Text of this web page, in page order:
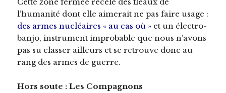
Cette zone fermée recèle des fléaux de
l’humanité dont elle aimerait ne pas faire usage :
des armes nucléaires « au cas où » et un électro-
banjo, instrument improbable que nous n’avons
pas su classer ailleurs et se retrouve donc au
rang des armes de guerre.
Hors soute : Les Compagnons